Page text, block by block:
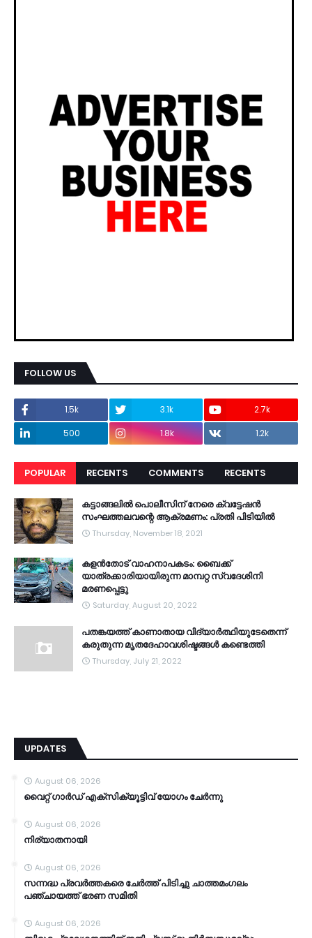
FOLLOW US
1.5k 3.1k
2.7k
500
1.8k 1.2k
POPULAR RECENTS COMMENTS RECENTS
കട്ടാങ്ങലിൽ പൊലീസിന് നേരെ ക്വട്ടേഷൻ
സംഘത്തലവന്റെ ആക്രമണം: പ്രതി പിടിയിൽ
Thursday, November 18, 2021
കളൻതോട് വാഹനാപകടം: ബൈക്ക്
യാത്രക്കാരിയായിരുന്ന മാമ്പറ്റ സ്വദേശിനി
മരണപ്പെട്ടു
Saturday, August 20, 2022
പതങ്കയത്ത് കാണാതായ വിദ്യാർത്ഥിയുടേതെന്ന്
കരുതുന്ന മൃതദേഹാവശിഷ്ടങ്ങൾ കണ്ടെത്തി
Thursday, July 21, 2022
UPDATES
August 06, 2026
വൈറ്റ് ഗാർഡ് എക്സിക്യൂട്ടിവ് യോഗം ചേർന്നു
August 06, 2026
നിര്യാതനായി
August 06, 2026
സന്നദ്ധ പ്രവർത്തകരെ ചേർത്ത് പിടിച്ചു ചാത്തമംഗലം
പഞ്ചായത്ത്‌ ഭരണ സമിതി
August 06, 2026